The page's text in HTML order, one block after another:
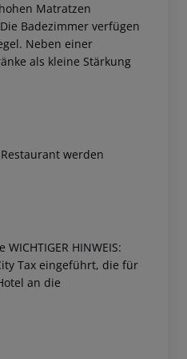
Matratzen
Badezimmer verfügen
Neben einer
als kleine Stärkung
werden
WICHTIGER HINWEIS:
Tax eingeführt, die für
an die